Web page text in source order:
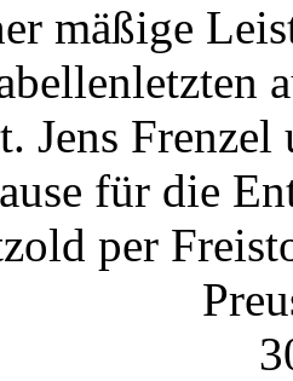
mäßige
Jens
für die
per